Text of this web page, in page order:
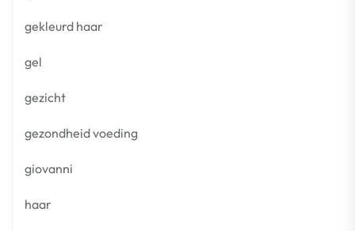
gekleurd haar
gel
gezicht
gezondheid voeding
giovanni
haar